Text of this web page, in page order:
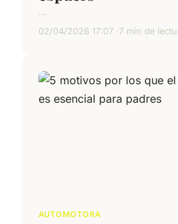
...
02/04/2026 17:07 7 min de
AUTOMOTORA